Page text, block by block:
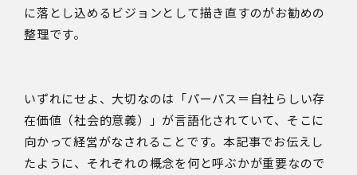
に落とし込めるビジョンとして描き直すのがお勧めの
整理です。
いずれにせよ、 大切なのは「パーパス＝自社らしい存
在価値（社会的意義）」が言語化されていて、そこに
向かって経営がなされることです。 本記事でお伝えし
たように、それぞれの概念を何と呼ぶかが重要なので